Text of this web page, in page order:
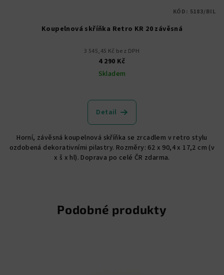
Koupelnová skříňka Retro KR 20 závěsná
3 545,45 Kč bez DPH
4 290 Kč
Skladem
Detail
Horní, závěsná koupelnová skříňka se zrcadlem v retro stylu
ozdobená dekorativními pilastry. Rozměry: 62 x 90,4 x 17,2 cm (v
x š x hl). Doprava po celé ČR zdarma.
KÓD: 5183/BIL
Podobné produkty